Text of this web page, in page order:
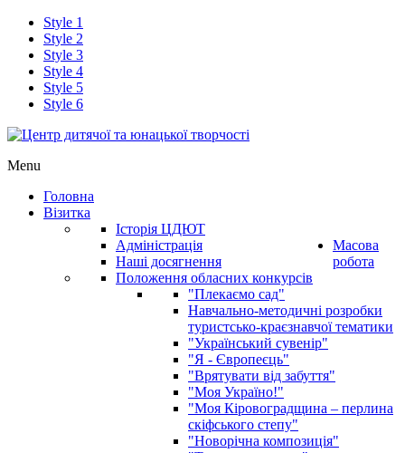
Style 1
Style 2
Style 3
Style 4
Style 5
Style 6
Menu
Головна
Візитка
Історія ЦДЮТ
Адміністрація
Наші досягнення
Масова
робота
Положення обласних конкурсів
"Плекаємо сад"
Навчально-методичні розробки
туристсько-краєзнавчої тематики
"Український сувенір"
"Я - Європеєць"
"Врятувати від забуття"
"Моя Україно!"
"Моя Кіровоградщина – перлина
скіфського степу"
"Новорічна композиція"